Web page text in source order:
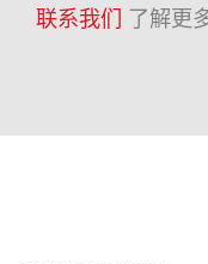
联系我们 了解更